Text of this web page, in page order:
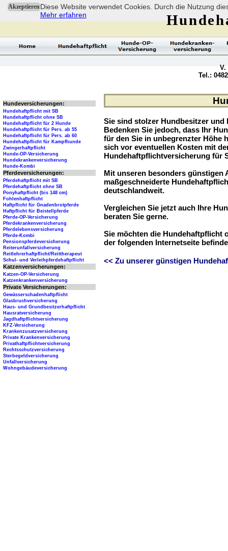
AkzeptierenDiese Website verwendet Cookies. Durch die Nutzung
Mehr erfahren
Sie sind stolzer Hundbesitzer und
Bedenken Sie jedoch, dass Ihr
für den Sie in unbegrenzter Höhe
sich vor eventuellen Kosten mit
Hundehaftpflichtversicherung für
Mit unseren besonders günstigen
maßgeschneiderte
deutschlandweit.
Vergleichen Sie jetzt auch Ihre
beraten Sie gerne.
Sie möchten die Hundehaftpflicht
der folgenden Internetseite
<< Zu unserer günstigen
V.
Tel.:
Hundeversicherungen:
Hundehaftpflicht mit SB
Hundehaftpflicht ohne SB
Hundehaftpflicht für 2 Hunde
Hundehaftpflicht für Pers. ab 55
Hundehaftpflicht für Pers. ab 60
Hundehaftpflicht für Kampfhunde
Zwingerhaftpflicht
Hunde-OP-Versicherung
Hundekrankenversicherung
Hunde-Kombi
Pferdeversicherungen:
Pferdehaftpflicht mit SB
Pferdehaftpflicht ohne SB
Ponyhaftpflicht (bis 148 cm)
Fohlenhaftpflicht
Haftpflicht für Gnadenbrotpferde
Haftpflicht für Beistellpferde
Pferde-OP-Versicherung
Pferdekrankenversicherung
Pferdelebensversicherung
Pferde-Kombi
Pensionspferdeversicherung
Reiterunfallversicherung
Reitlehrerhaftpflicht/Reittherapeut
Schul- und Verleihpferdehaftpflicht
Katzenversicherungen:
Katzen-OP-Versicherung
Katzenkrankenversicherung
Private Versicherungen:
Gewässerschadenhaftpflicht
Glasbruchversicherung
Haus- und Grundbesitzerhaftpflicht
Hausratversicherung
Jagdhaftpflichtversicherung
KFZ-Versicherung
Krankenzusatzversicherung
Private Krankenversicherung
Privathaftpflichtversicherung
Rechtsschutzversicherung
Sterbegeldversicherung
Unfallversicherung
Wohngebäudeversicherung